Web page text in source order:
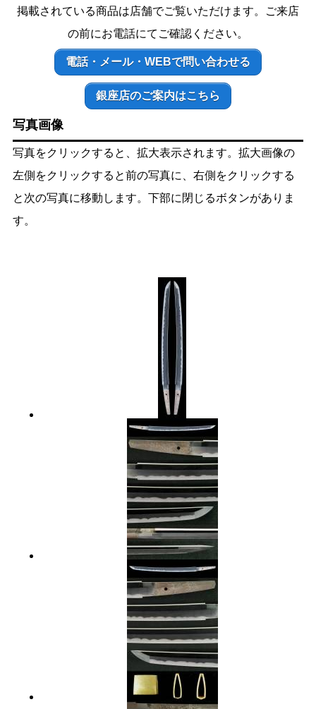
掲載されている商品は店舗でご覧いただけます。ご来店
の前にお電話にてご確認ください。
電話・メール・WEBで問い合わせる
銀座店のご案内はこちら
写真画像
写真をクリックすると、拡大表示されます。拡大画像の
左側をクリックすると前の写真に、右側をクリックする
と次の写真に移動します。下部に閉じるボタンがありま
す。